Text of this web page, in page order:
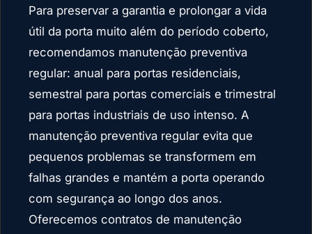
Para preservar a garantia e prolongar a vida
útil da porta muito além do período coberto,
recomendamos manutenção preventiva
regular: anual para portas residenciais,
semestral para portas comerciais e trimestral
para portas industriais de uso intenso. A
manutenção preventiva regular evita que
pequenos problemas se transformem em
falhas grandes e mantém a porta operando
com segurança ao longo dos anos.
Oferecemos contratos de manutenção